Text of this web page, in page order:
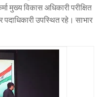
मुख्य विकास अधिकारी परीक्षित
उपस्थित रहे। साभार